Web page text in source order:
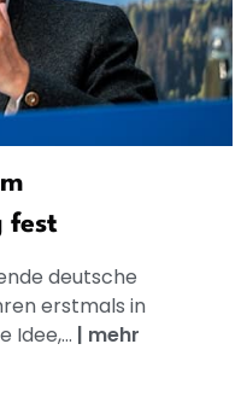
fest
deutsche
erstmals in
Idee,... | mehr